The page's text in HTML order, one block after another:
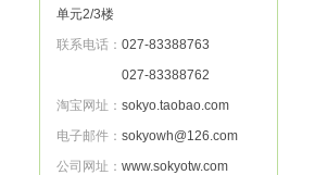
单元2/3楼
联系电话： 027-83388763
027-83388762
淘宝网址： sokyo.taobao.com
电子邮件： sokyowh@126.com
公司网址： www.sokyotw.com